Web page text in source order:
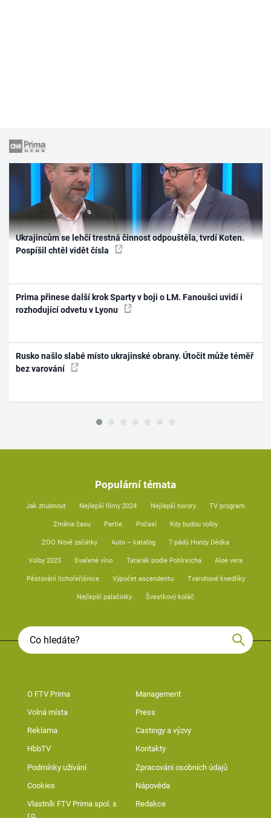
Ukrajincům se lehčí trestná činnost odpouštěla, tvrdí Koten.
Pospíšil chtěl vidět čísla
Prima přinese další krok Sparty v boji o LM. Fanoušci uvidí i
rozhodující odvetu v Lyonu
Rusko našlo slabé místo ukrajinské obrany. Útočit může téměř
bez varování
Populární témata
Jak zhubnout Nejlepší filmy 2024 Nejlepší horory TV program
Změna času Partie Počasí Kdy budou volby
ZOO Nové začátky Auto – katalog 7 pádů Honzy Dědka
Volby 2025 Svařené víno Tatarák podle Pohlreicha Aloe vera
Pěstování lichořeřišnice Výpočet ascendentu Tvarohové knedlíky
Nejlepší palačinky Švestkový koláč
O FTV Prima Management
Volná místa Press
Reklama Castingy a výzvy
HbbTV Kontakty
Podmínky užívání Zpracování osobních údajů
Cookies Nápověda
Vlastník FTV Prima spol. s
r.o.
Redakce